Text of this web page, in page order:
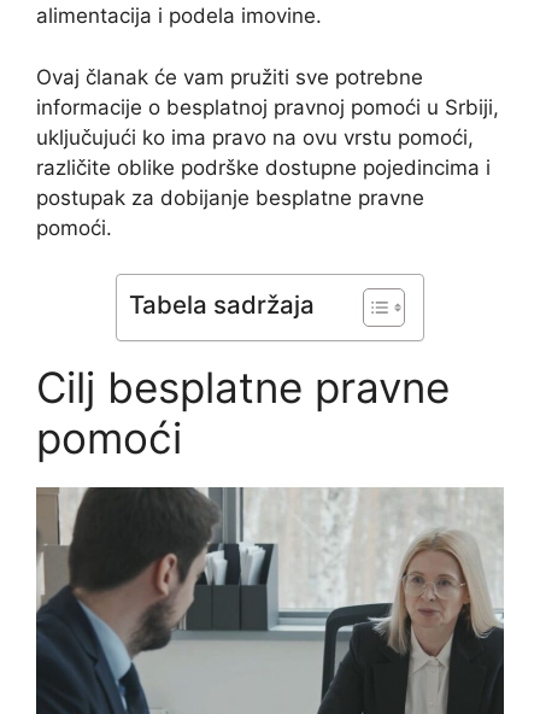
alimentacija i podela imovine.
Ovaj članak će vam pružiti sve potrebne
informacije o besplatnoj pravnoj pomoći u Srbiji,
uključujući ko ima pravo na ovu vrstu pomoći,
različite oblike podrške dostupne pojedincima i
postupak za dobijanje besplatne pravne
pomoći.
Tabela sadržaja
Cilj besplatne pravne
pomoći